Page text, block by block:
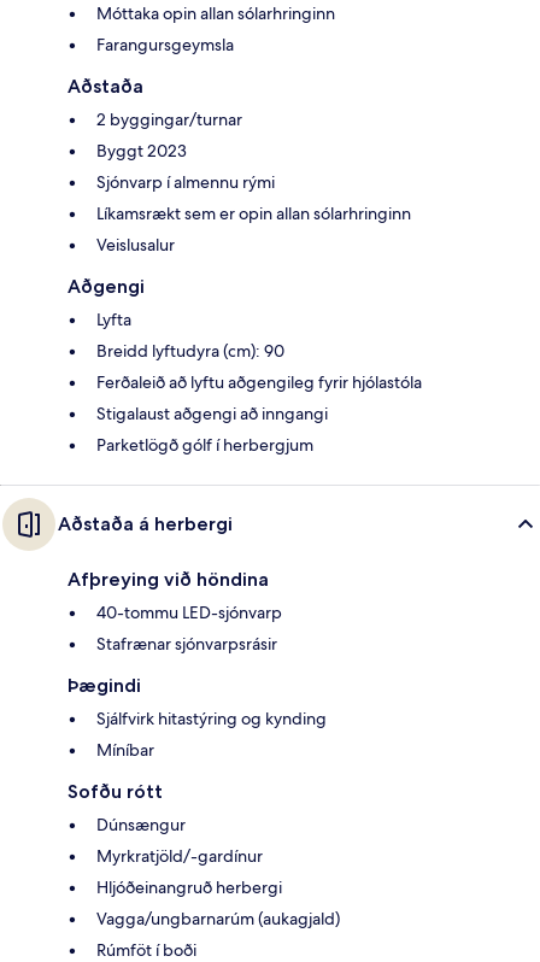
Móttaka opin allan sólarhringinn
Farangursgeymsla
Aðstaða
2 byggingar/turnar
Byggt 2023
Sjónvarp í almennu rými
Líkamsrækt sem er opin allan sólarhringinn
Veislusalur
Aðgengi
Lyfta
Breidd lyftudyra (cm): 90
Ferðaleið að lyftu aðgengileg fyrir hjólastóla
Stigalaust aðgengi að inngangi
Parketlögð gólf í herbergjum
Aðstaða á herbergi
Afþreying við höndina
40-tommu LED-sjónvarp
Stafrænar sjónvarpsrásir
Þægindi
Sjálfvirk hitastýring og kynding
Míníbar
Sofðu rótt
Dúnsængur
Myrkratjöld/-gardínur
Hljóðeinangruð herbergi
Vagga/ungbarnarúm (aukagjald)
Rúmföt í boði